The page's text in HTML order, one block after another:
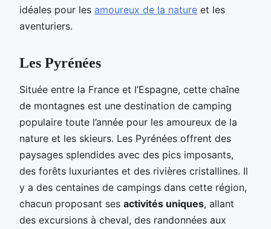
idéales pour les amoureux de la nature et les
aventuriers.
Les Pyrénées
Située entre la France et l’Espagne, cette chaîne
de montagnes est une destination de camping
populaire toute l’année pour les amoureux de la
nature et les skieurs. Les Pyrénées offrent des
paysages splendides avec des pics imposants,
des forêts luxuriantes et des rivières cristallines. Il
y a des centaines de campings dans cette région,
chacun proposant ses activités uniques, allant
des excursions à cheval, des randonnées aux